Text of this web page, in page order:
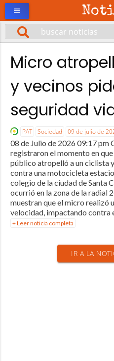
menu
Micro
y vecinos
seguridad
PAT Sociedad 09 de julio de
08 de Julio de 2026 09:17 pm
registraron el momento en
público atropelló a un ciclista
contra una motocicleta
colegio de la ciudad de Santa
ocurrió en la zona de la radial
muestran que el micro realizó
velocidad, impactando contra
+ Leer noticia completa
IR A LA